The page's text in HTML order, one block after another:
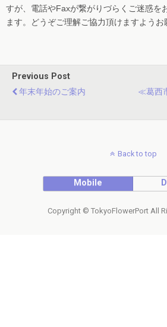
すが、電話やFaxが繋がりづらくご迷惑を
ます。どうぞご理解ご協力頂けますようお
Previous Post
年末年始のご案内
≪葛西
Back to top
Mobile
Copyright © TokyoFlowerPort All